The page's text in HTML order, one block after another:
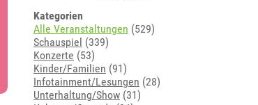
Kategorien
Alle Veranstaltungen (529)
Schauspiel (339)
Konzerte (53)
Kinder/Familien (91)
Infotainment/Lesungen (28)
Unterhaltung/Show (31)